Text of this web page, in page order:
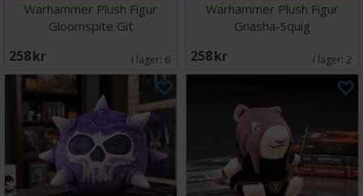
Warhammer Plush Figur
Gloomspite Git
258 SEK I lager: 6
Warhammer Plush Figur
Gnasha-Squig
258 SEK I lager: 2